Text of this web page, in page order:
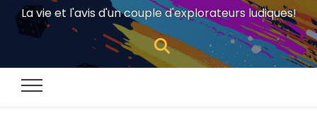
La vie et l'avis d'un couple d'explorateurs ludiques!